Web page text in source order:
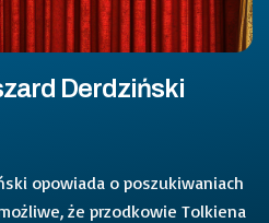
Derdziński
opowiada o poszukiwaniach
że przodkowie Tolkiena